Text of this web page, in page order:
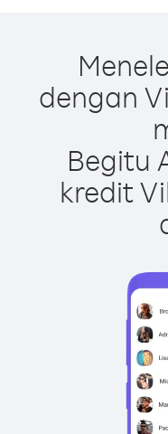
dengan
Begitu
kredit